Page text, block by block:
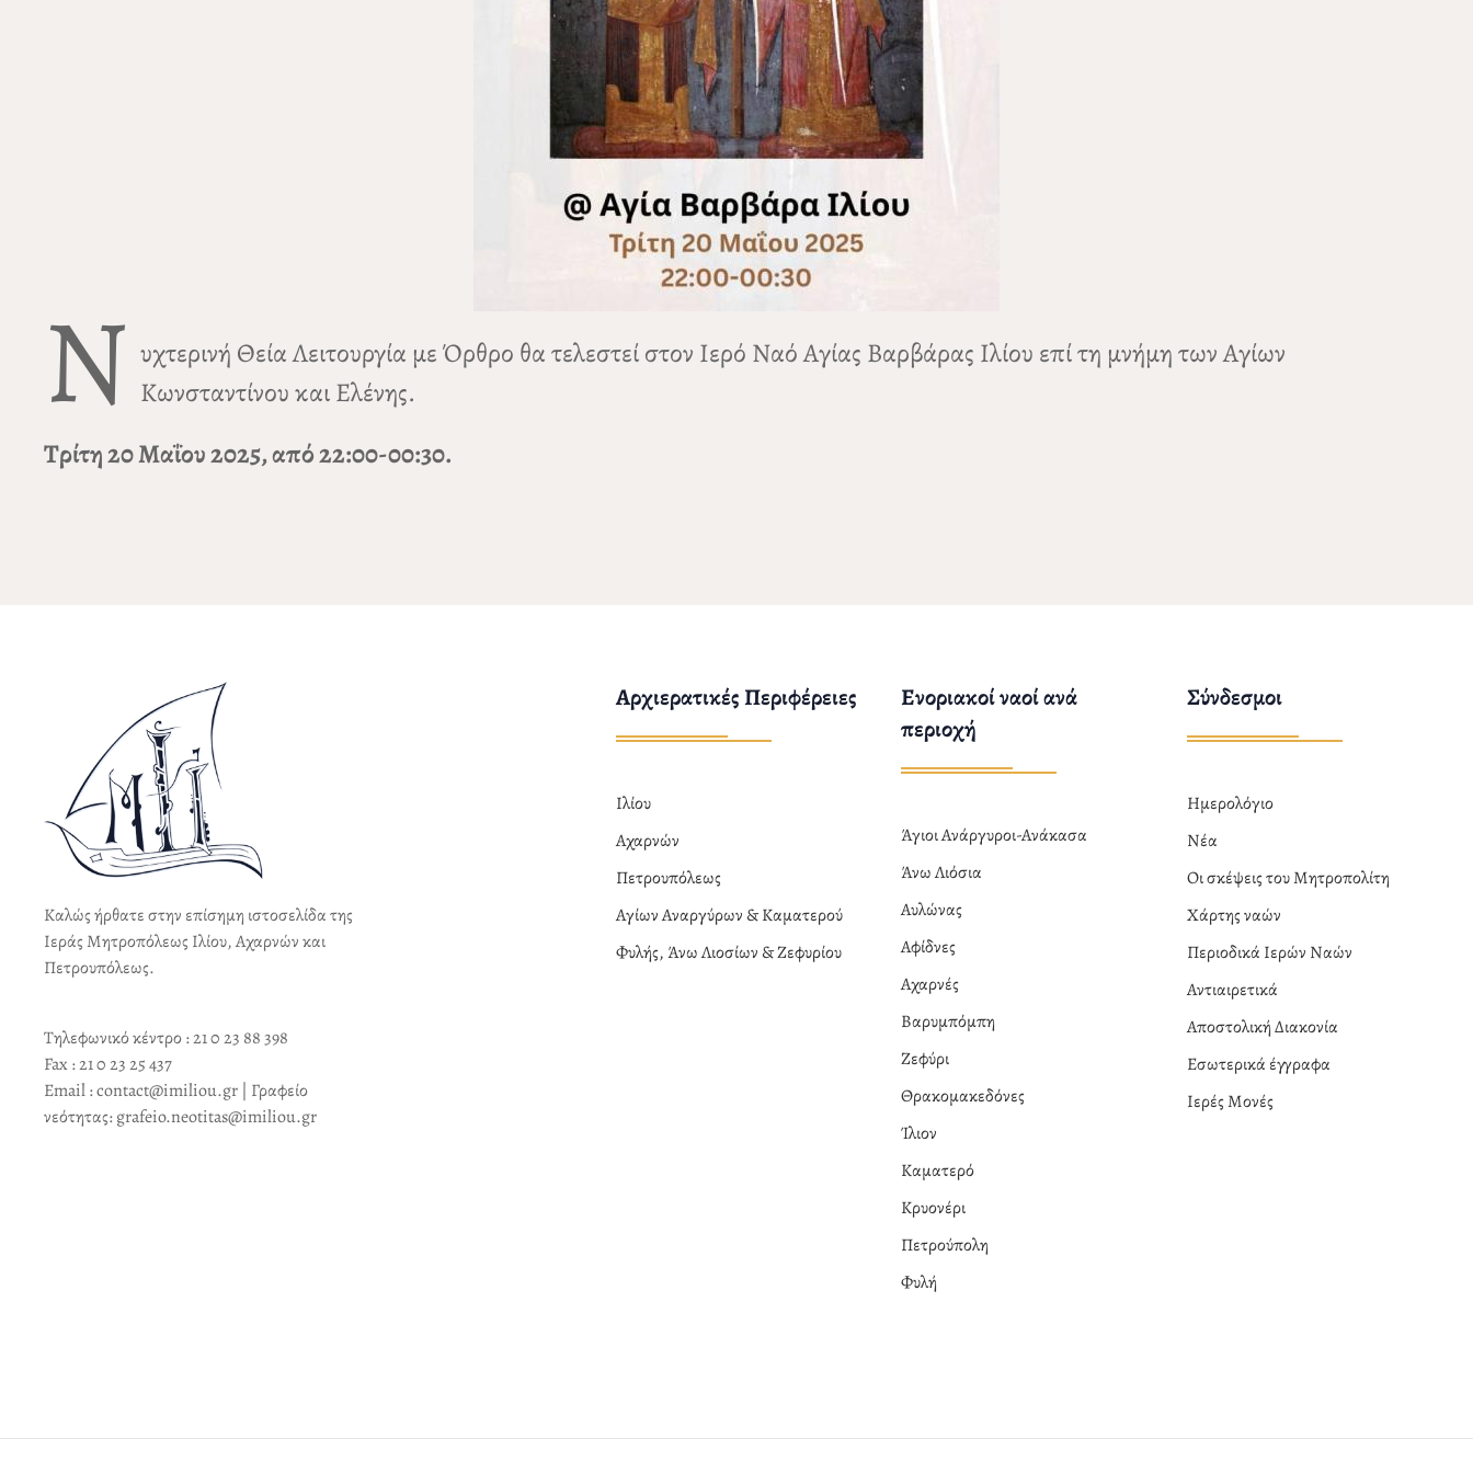
Ν υχτερινή Θεία Λειτουργία με Όρθρο θα τελεστεί στον Ιερό Ναό Αγίας Βαρβάρας Ιλίου επί τη μνήμη των Αγίων
Κωνσταντίνου και Ελένης.
Τρίτη 20 Μαΐου 2025, από 22:00-00:30.
Καλώς ήρθατε στην επίσημη ιστοσελίδα της
Ιεράς Μητροπόλεως Ιλίου, Αχαρνών και
Πετρουπόλεως.
Τηλεφωνικό κέντρο : 21 0 23 88 398
Fax : 21 0 23 25 437
Email : contact@imiliou.gr | Γραφείο
νεότητας: grafeio.neotitas@imiliou.gr
Αρχιερατικές Περιφέρειες
Ιλίου
Αχαρνών
Πετρουπόλεως
Αγίων Αναργύρων & Καματερού
Φυλής, Άνω Λιοσίων & Ζεφυρίου
Ενοριακοί ναοί ανά
περιοχή
Άγιοι Ανάργυροι-Ανάκασα
Άνω Λιόσια
Αυλώνας
Αφίδνες
Αχαρνές
Βαρυμπόμπη
Ζεφύρι
Θρακομακεδόνες
Ίλιον
Καματερό
Κρυονέρι
Πετρούπολη
Φυλή
Σύνδεσμοι
Ημερολόγιο
Νέα
Οι σκέψεις του Μητροπολίτη
Χάρτης ναών
Περιοδικά Ιερών Ναών
Αντιαιρετικά
Αποστολική Διακονία
Εσωτερικά έγγραφα
Ιερές Μονές